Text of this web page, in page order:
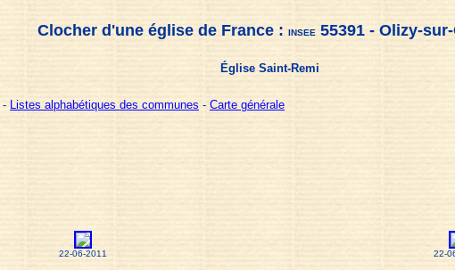
Clocher d'une église de France : INSEE55391 - Olizy-
Église Saint-Remi
- Listes alphabétiques des communes - Carte générale
22-06-2011 22-